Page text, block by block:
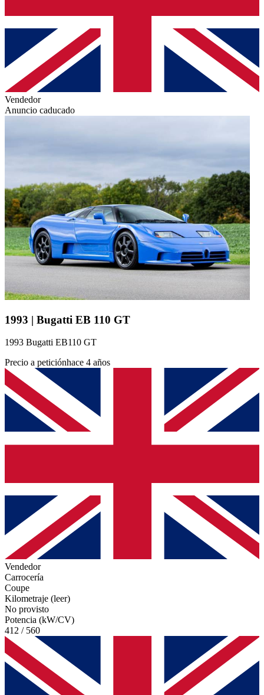
Vendedor
Anuncio caducado
1993 | Bugatti EB 110 GT
1993 Bugatti EB110 GT
Precio a peticiónhace 4 años
Vendedor
Carrocería
Coupe
Kilometraje (leer)
No provisto
Potencia (kW/CV)
412 / 560